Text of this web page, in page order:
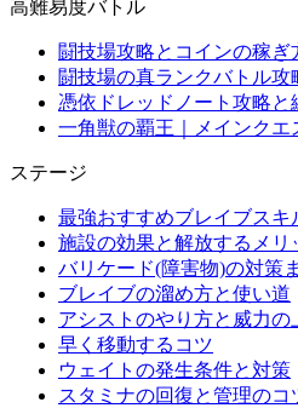
高難易度バトル
闘技場攻略とコインの稼ぎ
闘技場の真ランクバトル攻
憑依ドレッドノート攻略と
一角獣の覇王｜メインクエ
ステージ
最強おすすめブレイブスキ
施設の効果と解放するメリ
バリケード(障害物)の対策
ブレイブの溜め方と使い道
アシストのやり方と威力の
早く移動するコツ
ウェイトの発生条件と対策
スタミナの回復と管理のコ